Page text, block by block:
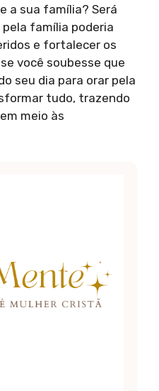
a sua família? Será
família poderia
e fortalecer os
você soubesse que
seu dia para orar pela
tudo, trazendo
meio às